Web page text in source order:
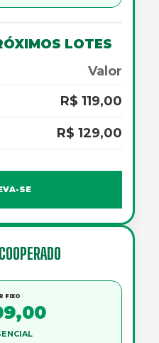
LOTES
Valor
R$ 119,00
R$ 129,00
SE
FIXO